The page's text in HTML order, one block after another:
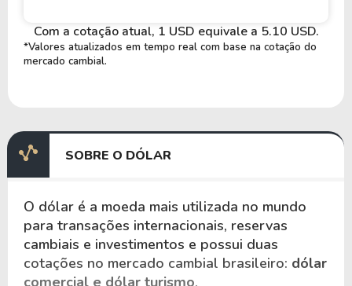
Com a cotação atual, 1 USD equivale a 5.10 USD.
*Valores atualizados em tempo real com base na cotação do
mercado cambial.
SOBRE O DÓLAR
O dólar é a moeda mais utilizada no mundo
para transações internacionais, reservas
cambiais e investimentos e possui duas
cotações no mercado cambial brasileiro: dólar
comercial e dólar turismo.